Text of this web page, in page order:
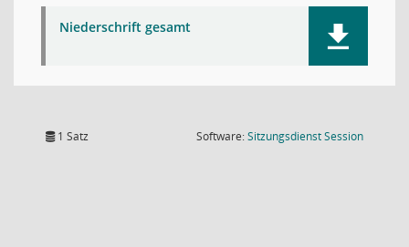
Niederschrift gesamt
1 Satz Software:SitzungsdienstSession(Wird in